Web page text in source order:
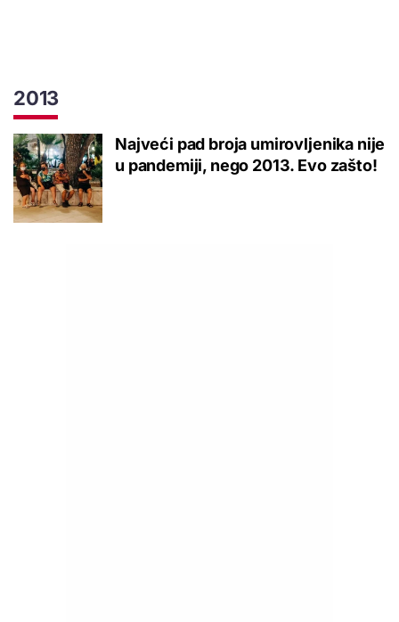
2013
Najveći pad broja umirovljenika nije
u pandemiji, nego 2013. Evo zašto!